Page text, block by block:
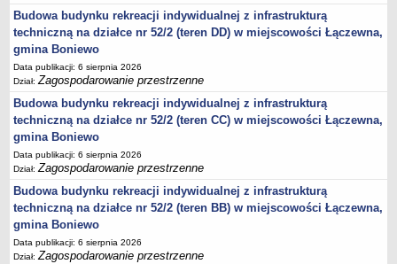
Wójt
Jednostki organizacyjne
jednostki pomocnicze /sołectwa Gminy Boniewo/
Gminne Instytucje Kultury
Nabór pracowników na stanowiska pracy
Deklaracja dostępności strony internetowej Urzędu Gminy Boniewo
RODO
REJESTRY
Rejestry i ewidencje
Rejestr działalności regulowanej
Ewidencja udzielonych i cofniętych zezwoleń na prowadzenie
Zbiorowego Zaopatrzenia w Wodę i Zbiorowego Odprowadzania
Budowa budynku rekreacji indywidualnej z infrastrukturą
techniczną na działce nr 52/2 (teren DD) w miejscowości Łączewna,
gmina Boniewo
Data publikacji: 6 sierpnia 2026
Dział:Zagospodarowanie przestrzenne
Budowa budynku rekreacji indywidualnej z infrastrukturą
techniczną na działce nr 52/2 (teren CC) w miejscowości Łączewna,
gmina Boniewo
Data publikacji: 6 sierpnia 2026
Dział:Zagospodarowanie przestrzenne
Budowa budynku rekreacji indywidualnej z infrastrukturą
techniczną na działce nr 52/2 (teren BB) w miejscowości Łączewna,
gmina Boniewo
Data publikacji: 6 sierpnia 2026
Dział:Zagospodarowanie przestrzenne